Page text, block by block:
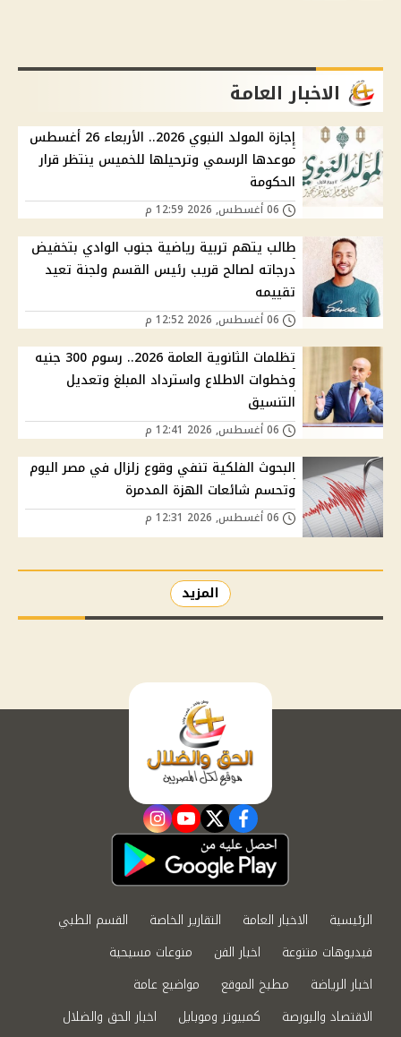
الاخبار العامة
إجازة المولد النبوي 2026.. الأربعاء 26 أغسطس
موعدها الرسمي وترحيلها للخميس ينتظر قرار
الحكومة
طالب يتهم تربية رياضية جنوب الوادي بتخفيض
درجاته لصالح قريب رئيس القسم ولجنة تعيد
تقييمه
تظلمات الثانوية العامة 2026.. رسوم 300 جنيه
وخطوات الاطلاع واسترداد المبلغ وتعديل
التنسيق
البحوث الفلكية تنفي وقوع زلزال في مصر اليوم
وتحسم شائعات الهزة المدمرة
المزيد
facebook
twitter
youtube
instagram
الرئيسية الاخبار العامة التقارير الخاصة
القسم الطبي
فيديوهات متنوعة
اخبار الفن
منوعات مسيحية
اخبار الرياضة
مطبخ الموقع
مواضيع عامة
الاقتصاد والبورصة
كمبيوتر وموبايل اخبار الحق والضلال